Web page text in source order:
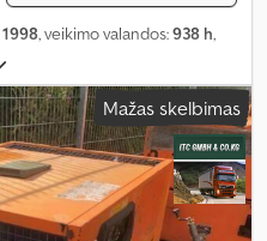
1998, veikimo valandos:938 h,
Mažas skelbimas